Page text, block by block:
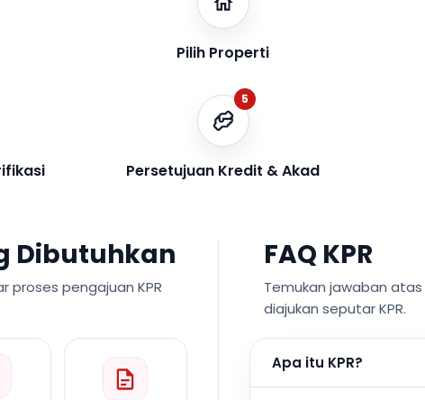
Pilih Properti
5
Persetujuan Kredit & Akad
Dibutuhkan
proses pengajuan KPR
FAQ KPR
Temukan jawaban
diajukan seputar KPR.
Apa itu KPR?